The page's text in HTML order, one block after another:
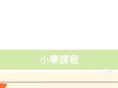
小學課程